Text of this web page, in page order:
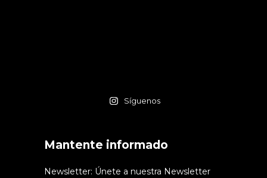
Síguenos
Mantente informado
Newsletter: Únete a nuestra Newsletter